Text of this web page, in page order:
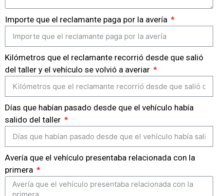
Importe que el reclamante paga por la avería
Kilómetros que el reclamante recorrió desde que salió
del taller y el vehículo se volvió a averiar
Días que habían pasado desde que el vehículo había
salido del taller
Avería que el vehículo presentaba relacionada con la
primera